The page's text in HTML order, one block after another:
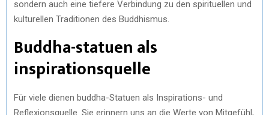
sondern auch eine tiefere Verbindung zu den spirituellen und
kulturellen Traditionen des Buddhismus.
Buddha-statuen als
inspirationsquelle
Für viele dienen buddha-Statuen als Inspirations- und
Reflexionsquelle. Sie erinnern uns an die Werte von Mitgefühl,